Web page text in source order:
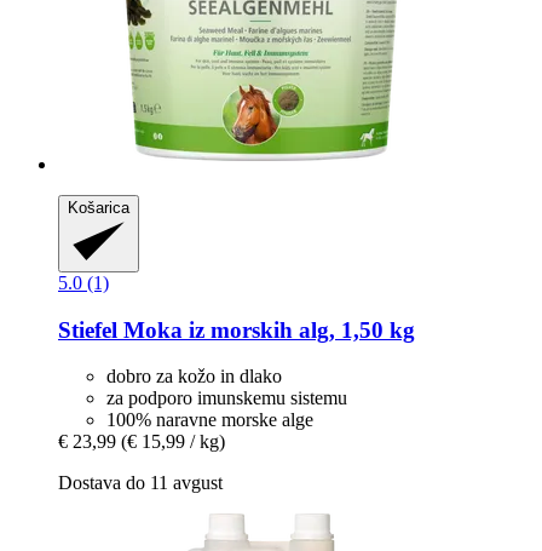
Košarica
5.0 (1)
Stiefel Moka iz morskih alg, 1,50 kg
dobro za kožo in dlako
za podporo imunskemu sistemu
100% naravne morske alge
€ 23,99 (€ 15,99 / kg)
Dostava do 11 avgust